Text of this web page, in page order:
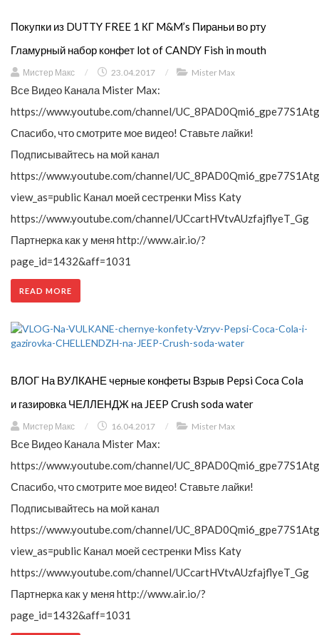
Покупки из DUTTY FREE 1 КГ M&M’s Пираньи во рту
Гламурный набор конфет lot of CANDY Fish in mouth
Мистер Макс / 23.04.2017 / Mister Max
Все Видео Канала Mister Max:
https://www.youtube.com/channel/
Спасибо, что смотрите мое видео! Ставьте лайки!
Подписывайтесь на мой канал
https://www.youtube.com/channel/
view_as=public Канал моей сестренки Miss Katy
https://www.youtube.com/channel/UCcartHVtvAUzfajflyeT_Gg
Партнерка как у меня http://www.air.io/?
page_id=1432&aff=1031
READ MORE
ВЛОГ На ВУЛКАНЕ черные конфеты Взрыв Pepsi Coca Cola
и газировка ЧЕЛЛЕНДЖ на JEEP Crush soda water
Мистер Макс / 16.04.2017 / Mister Max
Все Видео Канала Mister Max:
https://www.youtube.com/channel/
Спасибо, что смотрите мое видео! Ставьте лайки!
Подписывайтесь на мой канал
https://www.youtube.com/channel/
view_as=public Канал моей сестренки Miss Katy
https://www.youtube.com/channel/UCcartHVtvAUzfajflyeT_Gg
Партнерка как у меня http://www.air.io/?
page_id=1432&aff=1031